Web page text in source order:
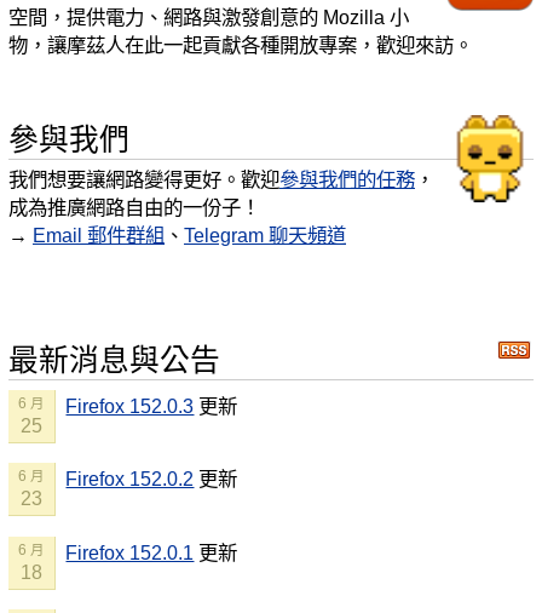
空間，提供電力、網路與激發創意的 Mozilla 小
物，讓摩茲人在此一起貢獻各種開放專案，歡迎來訪。
參與我們
我們想要讓網路變得更好。歡迎參與我們的任務 ，
成為推廣網路自由的一份子！
→ Email 郵件群組 、 Telegram 聊天頻道
最新消息與公告
6 月
25
Firefox 152.0.3 更新
6 月
23
Firefox 152.0.2 更新
6 月
18
Firefox 152.0.1 更新